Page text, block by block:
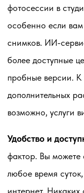
фотосессии в
особенно если вам
снимков. ИИ-
более доступные
пробные версии. К
дополнительных
возможно, услуги
Удобство и
фактор. Вы можете
любое время
интернет.